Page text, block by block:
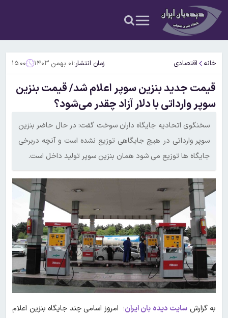
خانه اقتصادی زمان انتشار:۰۱ بهمن ۱۴۰۳ ۱۵:۰۰
قیمت جدید بنزین سوپر اعلام شد/ قیمت بنزین
سوپر وارداتی با دلار آزاد چقدر می‌شود؟
سخنگوی اتحادیه جایگاه داران سوخت گفت: در حال حاضر بنزین
سوپر وارداتی در هیچ جایگاهی توزیع نشده است و آنچه دربرخی
جایگاه ها توزیع می شود همان بنزین سوپر تولید داخل است.
به گزارش سایت دیده بان ایران؛ امروز اسامی چند جایگاه بنزین اعلام